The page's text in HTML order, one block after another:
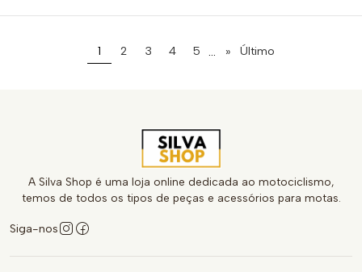
1 2 3 4 5 ... » Último
A Silva Shop é uma loja online dedicada ao motociclismo,
temos de todos os tipos de peças e acessórios para motas.
Siga-nos